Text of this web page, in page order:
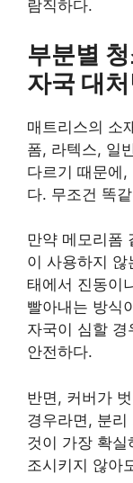
람직하다.
부분별
자국 대
매트리스의 소
폼, 라텍스, 일
다르기 때문에
다. 무조건 똑
만약 메모리폼
이 사용하지
태에서 진동이
빨아내는 방식
자국이 심할 경
안전하다.
반면, 커버가
경우라면, 분
것이 가장 확실
조시키지 않아